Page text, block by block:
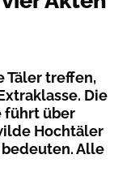
Täler treffen,
Die
führt über
Hochtäler
Alle